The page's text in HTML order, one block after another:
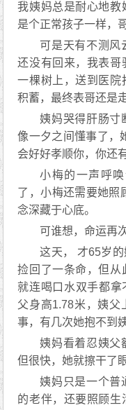
我姨妈总是耐心地教
是个正常孩子一样，
可是天有不测风
还没有回来，我表哥
一棵树上，送到医院
积蓄，最终表哥还是
姨妈哭得肝肠寸
像一夕之间懂事了，
会好好孝顺你，你还
小梅的一声呼
了，小梅还需要她照
念深藏于心底。
可谁想，命运再
这天， 才65岁
捡回了一条命，但从
就连喝口水双手都拿
父身高1.78米，姨父
事，有几次她抱不到
姨妈看着忍姨父
但很快，她就擦干了
姨妈只是一个普
的老伴，还要照顾生